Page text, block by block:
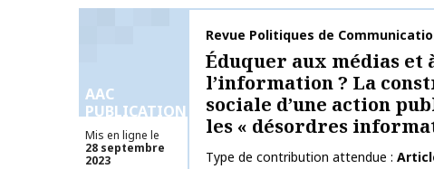
AAC
PUBLICATIONS
Mis en ligne le
28 septembre
2023
Nom de la publication
Revue Politiques de
Éduquer aux médias et
l’information ? La
sociale d’une action
les « désordres
Type de contribution attendue